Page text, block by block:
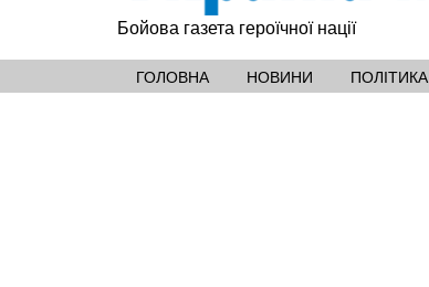
Бойова газета героїчної нації
ГОЛОВНА НОВИНИ ПОЛІТИКА